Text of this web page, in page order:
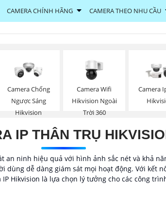
CAMERA CHÍNH HÃNG CAMERA THEO NHU CẦU
Camera Chống
Ngược Sáng
Hikvision
Camera Wifi
Hikvision Ngoài
Trời 360
Camera
IP THÂN TRỤ
an ninh hiệu quả với hình ảnh sắc nét và khả
dễ dàng giám sát mọi hoạt động. Với kết
Hikvision là lựa chọn lý tưởng cho các công